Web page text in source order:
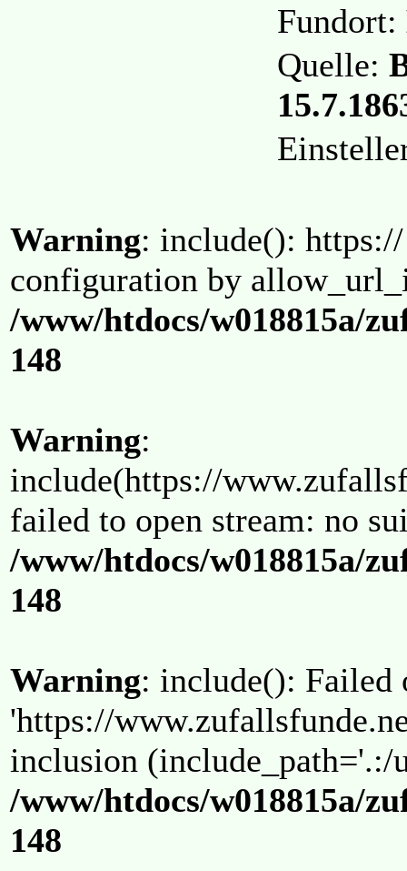
Fundort:
Quelle:
Warning: include():
configuration by
/www/htdocs/w018815a/
148
Warning:
include(https://
failed to open stream: no
/www/htdocs/w018815a/
148
Warning: include(): Failed
'https://
inclusion (include_path='.:/
/www/htdocs/w018815a/
148